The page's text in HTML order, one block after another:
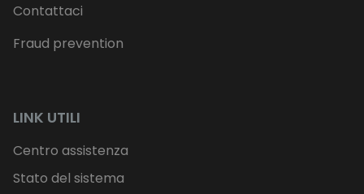
Contattaci
Fraud prevention
LINK UTILI
Centro assistenza
Stato del sistema